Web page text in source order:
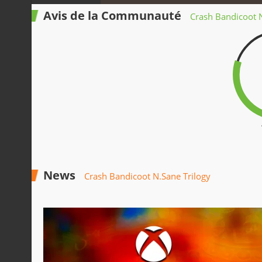
Avis de la Communauté Crash Bandicoot
News Crash Bandicoot N.Sane Trilogy